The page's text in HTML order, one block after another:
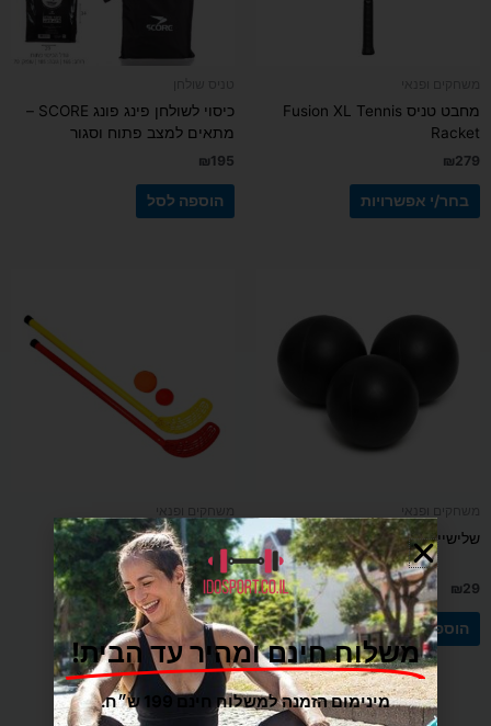
מחבט טניס Fusion XL Tennis
Racket
₪279
בחר/י אפשרויות
כיסוי לשולחן פינג פונג SCORE –
מתאים למצב פתוח וסגור
₪195
הוספה לסל
שלישיית כדורי מטקות 2 נקודות
₪29
הוספה לסל
סט הוקי עם 2 מקלות וכדור
₪79
הוספה לסל
משלוח חינם ומהיר עד הבית!
מינימום הזמנה למשלוח חינם 199 ש״ח.